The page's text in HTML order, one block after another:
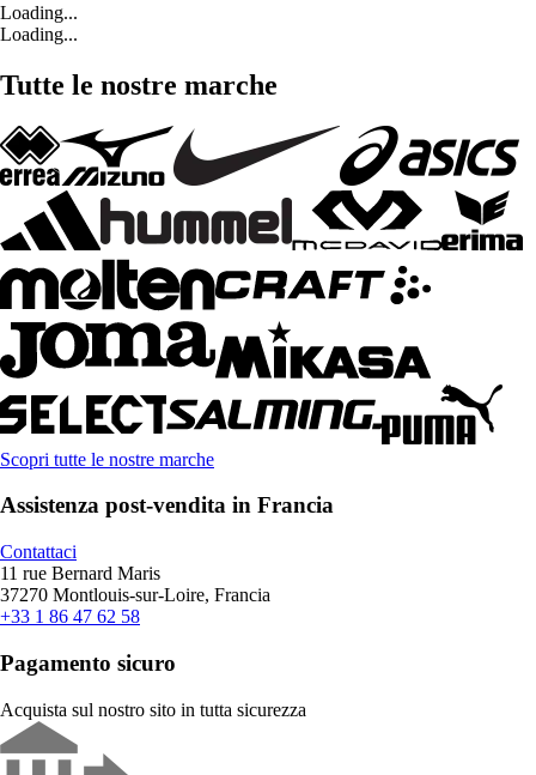
Loading...
Loading...
Tutte le nostre marche
Scopri tutte le nostre marche
Assistenza post-vendita in Francia
Contattaci
11 rue Bernard Maris
37270 Montlouis-sur-Loire, Francia
+33 1 86 47 62 58
Pagamento sicuro
Acquista sul nostro sito in tutta sicurezza